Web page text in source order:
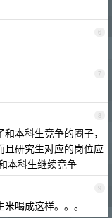
6
7
8
本科生竞争的圈子，
且研究生对应的岗位应
本科生继续竞争
9
喝成这样。。。